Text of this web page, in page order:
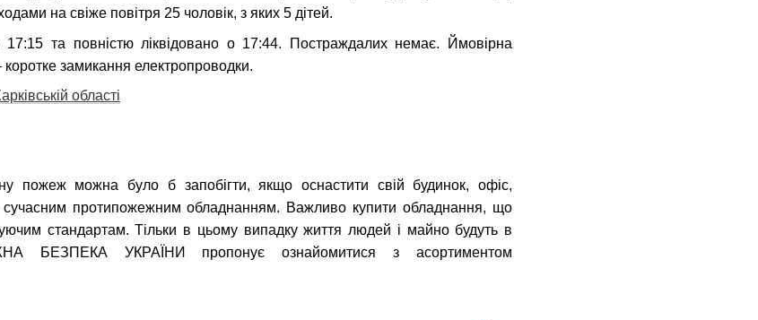
на свіже повітря 25 чоловік, з яких 5 дітей.
та повністю ліквідовано о 17:44. Постраждалих немає. Ймовірна
замикання електропроводки.
області
пожеж можна було б запобігти, якщо оснастити свій будинок, офіс,
сучасним протипожежним обладнанням. Важливо купити обладнання, що
стандартам. Тільки в цьому випадку життя людей і майно будуть в
БЕЗПЕКА УКРАЇНИ пропонує ознайомитися з асортиментом